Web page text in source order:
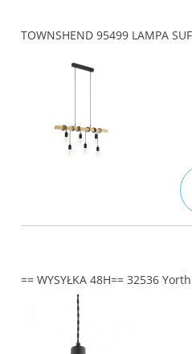
TOWNSHEND 95499 LAMPA
== WYSYŁKA 48H== 32536